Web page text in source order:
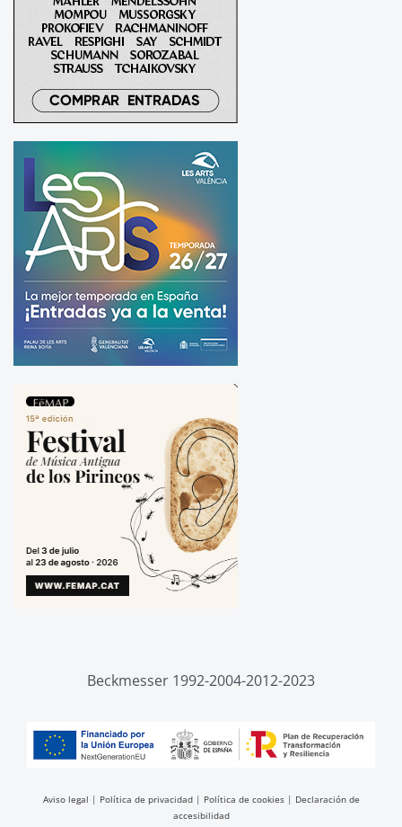
Beckmesser 1992-2004-2012-2023
Aviso legal | Política de privacidad| Política de cookies| Declaración de
accesibilidad